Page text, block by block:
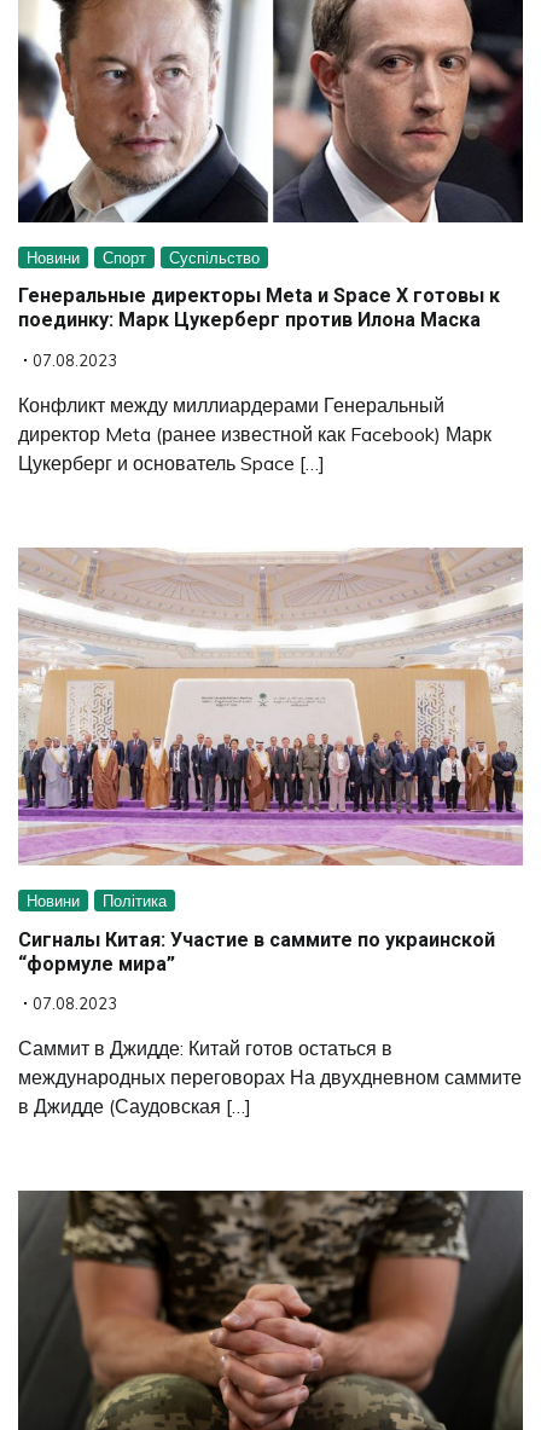
Новини Спорт Суспільство
Генеральные директоры Meta и Space X готовы к
поединку: Марк Цукерберг против Илона Маска
07.08.2023
Конфликт между миллиардерами Генеральный
директор Meta (ранее известной как Facebook) Марк
Цукерберг и основатель Space […]
Новини Політика
Сигналы Китая: Участие в саммите по украинской
“формуле мира”
07.08.2023
Саммит в Джидде: Китай готов остаться в
международных переговорах На двухдневном саммите
в Джидде (Саудовская […]